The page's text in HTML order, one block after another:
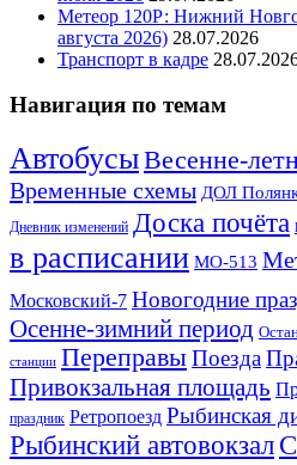
Метеор 120Р: Нижний
августа 2026) 28.07.2026
Транспорт в кадре
Навигация по темам
АвтобусыВесенне-
Временные схемы ДОЛ
Дневник изменений Доска почёта
в расписании МО-513
Московский-7 Новогодние
Осенне-зимний период
станции ПереправыПоезда
Привокзальная площадь
праздник Ретропоезд Рыбинская
Рыбинский автовокзал